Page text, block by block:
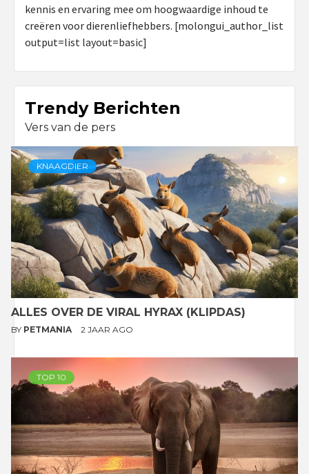
kennis en ervaring mee om hoogwaardige inhoud te
creëren voor dierenliefhebbers. [molongui_author_list
output=list layout=basic]
Trendy Berichten
Vers van de pers
KNAAGDIER
ALLES OVER DE VIRAL HYRAX (KLIPDAS)
BY PETMANIA 2 JAAR AGO
TOP 10